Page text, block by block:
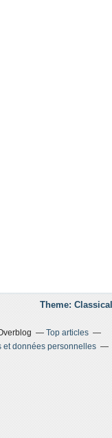
Theme:
Top articles
et données personnelles